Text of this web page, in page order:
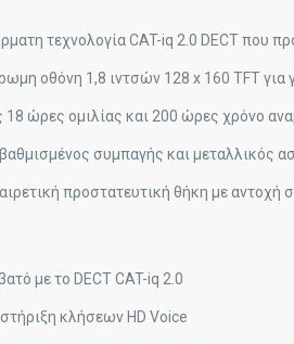
τεχνολογία CAT-iq 2.0 DECT που
οθόνη 1,8 ιντσών 128 x 160 TFT
ώρες ομιλίας και 200 ​​ώρες χρόνο
συμπαγής και μεταλλικός
προστατευτική θήκη με αντοχή
με το DECT CAT-iq 2.0
κλήσεων HD Voice